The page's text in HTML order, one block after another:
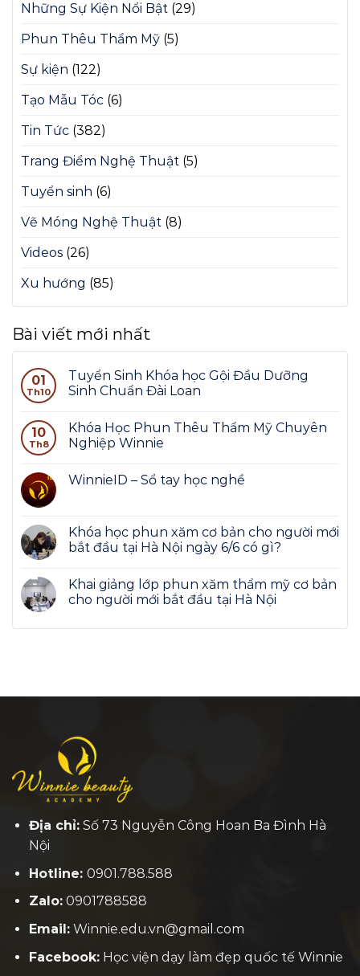
Những Sự Kiện Nổi Bật (29)
Phun Thêu Thẩm Mỹ (5)
Sự kiện (122)
Tạo Mẫu Tóc (6)
Tin Tức (382)
Trang Điểm Nghệ Thuật (5)
Tuyển sinh (6)
Vẽ Móng Nghệ Thuật (8)
Videos (26)
Xu hướng (85)
Bài viết mới nhất
01
Th10
Tuyển Sinh Khóa học Gội Đầu Dưỡng
Sinh Chuẩn Đài Loan
10
Th8
Khóa Học Phun Thêu Thẩm Mỹ Chuyên
Nghiệp Winnie
WinnieID – Sổ tay học nghề
Khóa học phun xăm cơ bản cho người mới
bắt đầu tại Hà Nội ngày 6/6 có gì?
Khai giảng lớp phun xăm thẩm mỹ cơ bản
cho người mới bắt đầu tại Hà Nội
Địa chỉ:Số 73 Nguyễn Công Hoan Ba Đình Hà
Nội
Hotline: 0901.788.588
Zalo:0901788588
Email:Winnie.edu.vn@gmail.com
Facebook:Học viện dạy làm đẹp quốc tế Winnie